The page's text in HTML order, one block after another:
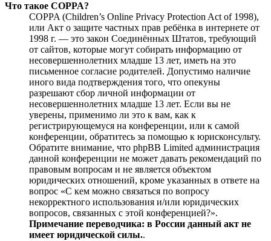
Что такое COPPA?
COPPA (Children’s Online Privacy Protection Act of 1998),
или Акт о защите частных прав ребёнка в интернете от
1998 г. — это закон Соединённых Штатов, требующий
от сайтов, которые могут собирать информацию от
несовершеннолетних младше 13 лет, иметь на это
письменное согласие родителей. Допустимо наличие
иного вида подтверждения того, что опекуны
разрешают сбор личной информации от
несовершеннолетних младше 13 лет. Если вы не
уверены, применимо ли это к вам, как к
регистрирующемуся на конференции, или к самой
конференции, обратитесь за помощью к юрисконсульту.
Обратите внимание, что phpBB Limited администрация
данной конференции не может давать рекомендаций по
правовым вопросам и не является объектом
юридических отношений, кроме указанных в ответе на
вопрос «С кем можно связаться по вопросу
некорректного использования и/или юридических
вопросов, связанных с этой конференцией?».
Примечание переводчика: в России данный акт не
имеет юридической силы..